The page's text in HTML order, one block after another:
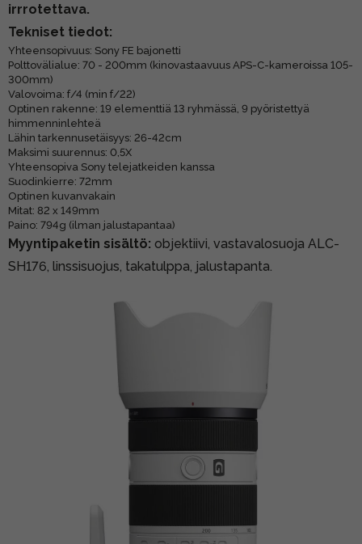
irrrotettava.
Tekniset tiedot:
Yhteensopivuus: Sony FE bajonetti
Polttovälialue: 70 - 200mm (kinovastaavuus APS-C-kameroissa 105-
300mm)
Valovoima: f/4 (min f/22)
Optinen rakenne: 19 elementtiä 13 ryhmässä, 9 pyöristettyä
himmenninlehteä
Lähin tarkennusetäisyys: 26-42cm
Maksimi suurennus: 0,5X
Yhteensopiva Sony telejatkeiden kanssa
Suodinkierre: 72mm
Optinen kuvanvakain
Mitat: 82 x 149mm
Paino: 794g (ilman jalustapantaa)
Myyntipaketin sisältö: objektiivi, vastavalosuoja ALC-
SH176, linssisuojus, takatulppa, jalustapanta.